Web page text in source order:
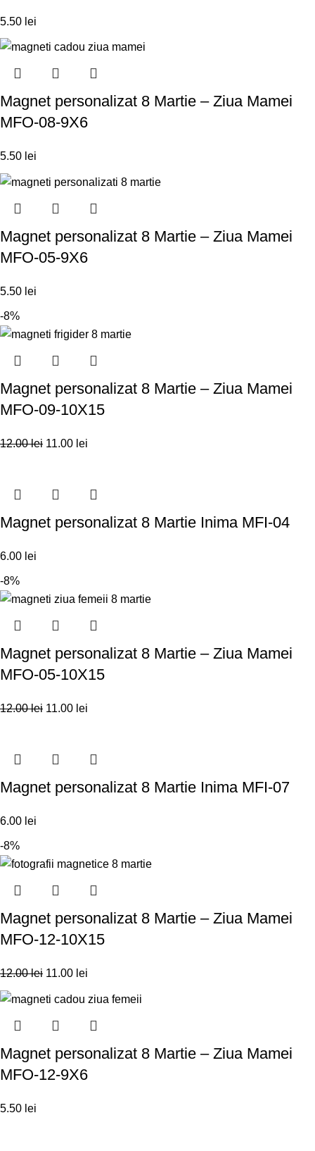
5.50 lei
Magnet personalizat 8 Martie – Ziua Mamei
MFO-08-9X6
5.50 lei
Magnet personalizat 8 Martie – Ziua Mamei
MFO-05-9X6
5.50 lei
-8%
Magnet personalizat 8 Martie – Ziua Mamei
MFO-09-10X15
12.00lei 11.00 lei
Magnet personalizat 8 Martie Inima MFI-04
6.00 lei
-8%
Magnet personalizat 8 Martie – Ziua Mamei
MFO-05-10X15
12.00lei 11.00 lei
Magnet personalizat 8 Martie Inima MFI-07
6.00 lei
-8%
Magnet personalizat 8 Martie – Ziua Mamei
MFO-12-10X15
12.00lei 11.00 lei
Magnet personalizat 8 Martie – Ziua Mamei
MFO-12-9X6
5.50 lei